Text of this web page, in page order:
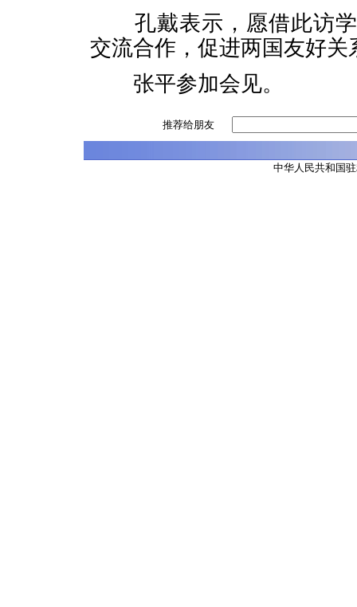
孔戴表示，愿借此访学
交流合作，促进两国友好关
张平参加会见。
推荐给朋友
中华人民共和国